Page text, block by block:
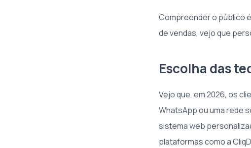
Compreender o público
de vendas, vejo que
Escolha das
Vejo que, em 2026, os
WhatsApp ou uma rede
sistema web
plataformas como a